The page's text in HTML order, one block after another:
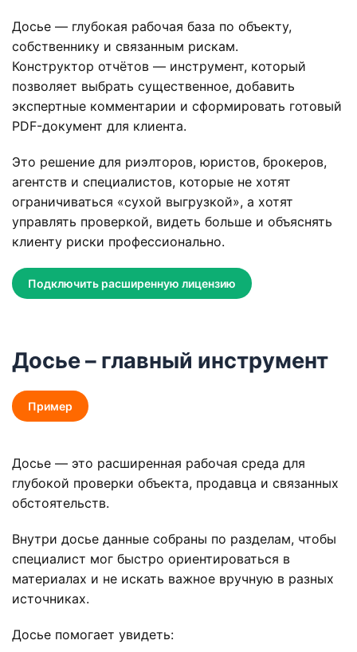
Досье — глубокая рабочая база по объекту,
собственнику и связанным рискам.
Конструктор отчётов — инструмент, который
позволяет выбрать существенное, добавить
экспертные комментарии и сформировать готовый
PDF-документ для клиента.
Это решение для риэлторов, юристов, брокеров,
агентств и специалистов, которые не хотят
ограничиваться «сухой выгрузкой», а хотят
управлять проверкой, видеть больше и объяснять
клиенту риски профессионально.
Подключить расширенную лицензию
Досье – главный инструмент
Пример
Досье — это расширенная рабочая среда для
глубокой проверки объекта, продавца и связанных
обстоятельств.
Внутри досье данные собраны по разделам, чтобы
специалист мог быстро ориентироваться в
материалах и не искать важное вручную в разных
источниках.
Досье помогает увидеть: